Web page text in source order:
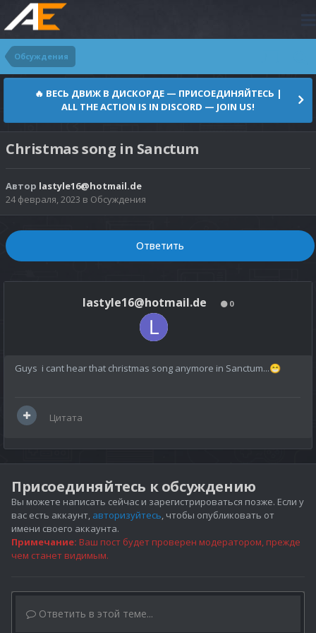
Обсуждения
🔥 ВЕСЬ ДВИЖ В ДИСКОРДЕ — ПРИСОЕДИНЯЙТЕСЬ |
ALL THE ACTION IS IN DISCORD — JOIN US!
Christmas song in Sanctum
Автор lastyle16@hotmail.de
24 февраля, 2023 в Обсуждения
Ответить
lastyle16@hotmail.de 0
Guys i cant hear that christmas song anymore in Sanctum...😁
Цитата
Присоединяйтесь к обсуждению
Вы можете написать сейчас и зарегистрироваться позже. Если у
вас есть аккаунт, авторизуйтесь, чтобы опубликовать от
имени своего аккаунта.
Примечание: Ваш пост будет проверен модератором, прежде
чем станет видимым.
Ответить в этой теме...